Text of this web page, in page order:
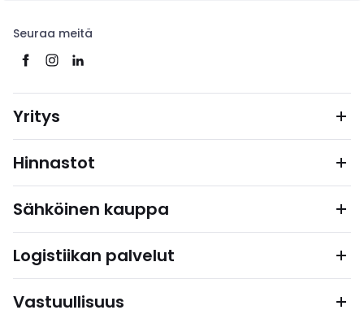
Seuraa meitä
Yritys
Hinnastot
Sähköinen kauppa
Logistiikan palvelut
Vastuullisuus